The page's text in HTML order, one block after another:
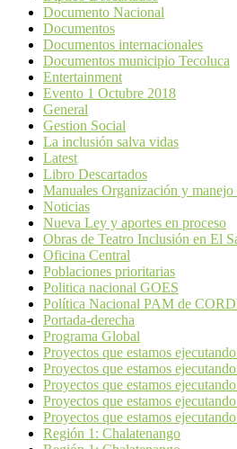
Documento Nacional
Documentos
Documentos internacionales
Documentos municipio Tecoluca
Entertainment
Evento 1 Octubre 2018
General
Gestion Social
La inclusión salva vidas
Latest
Libro Descartados
Manuales Organización y
Noticias
Nueva Ley y aportes en proceso
Obras de Teatro Inclusión en El
Oficina Central
Poblaciones prioritarias
Politica nacional GOES
Política Nacional PAM de
Portada-derecha
Programa Global
Proyectos que estamos
Proyectos que estamos
Proyectos que estamos
Proyectos que estamos
Proyectos que estamos
Región 1: Chalatenango